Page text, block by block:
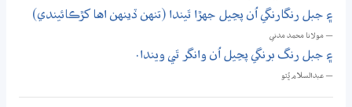
۽ جبل رنگارنگي اُن پڃيل جهڙا ٿيندا (تنهن ڏينهن اها کڙڪائيندي)
— مولانا محمد مدني
۽ جبل رنگ برنگي پڃيل اُن وانگر ٿي ويندا.
— عبدالسلام ڀُٽو